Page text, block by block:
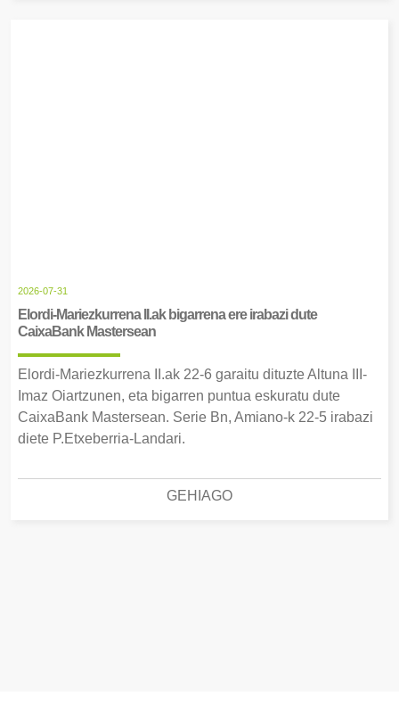
2026-07-31
Elordi-Mariezkurrena II.ak bigarrena ere irabazi dute
CaixaBank Mastersean
Elordi-Mariezkurrena II.ak 22-6 garaitu dituzte Altuna III-
Imaz Oiartzunen, eta bigarren puntua eskuratu dute
CaixaBank Mastersean. Serie Bn, Amiano-k 22-5 irabazi
diete P.Etxeberria-Landari.
GEHIAGO